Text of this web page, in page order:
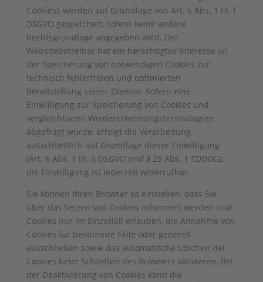
Cookies), werden auf Grundlage von Art. 6 Abs. 1 lit. f
DSGVO gespeichert, sofern keine andere
Rechtsgrundlage angegeben wird. Der
Websitebetreiber hat ein berechtigtes Interesse an
der Speicherung von notwendigen Cookies zur
technisch fehlerfreien und optimierten
Bereitstellung seiner Dienste. Sofern eine
Einwilligung zur Speicherung von Cookies und
vergleichbaren Wiedererkennungstechnologien
abgefragt wurde, erfolgt die Verarbeitung
ausschließlich auf Grundlage dieser Einwilligung
(Art. 6 Abs. 1 lit. a DSGVO und § 25 Abs. 1 TDDDG);
die Einwilligung ist jederzeit widerrufbar.
Sie können Ihren Browser so einstellen, dass Sie
über das Setzen von Cookies informiert werden und
Cookies nur im Einzelfall erlauben, die Annahme von
Cookies für bestimmte Fälle oder generell
ausschließen sowie das automatische Löschen der
Cookies beim Schließen des Browsers aktivieren. Bei
der Deaktivierung von Cookies kann die